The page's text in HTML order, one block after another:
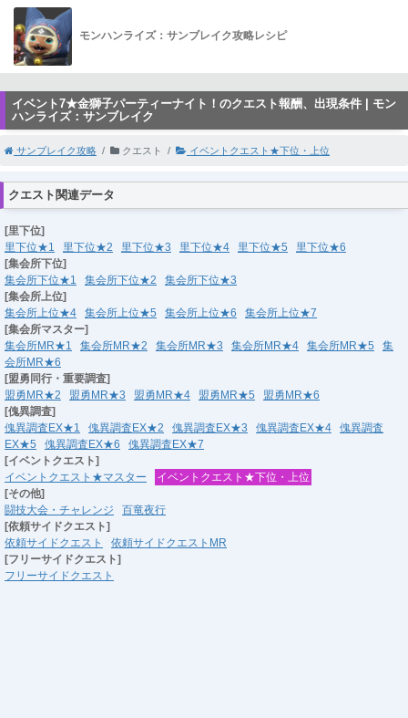
モンハンライズ：サンブレイク攻略レシピ
イベント7★金獅子パーティーナイト！のクエスト報酬、出現条件 | モン
ハンライズ：サンブレイク
サンブレイク攻略 クエスト イベントクエスト★下位・上位
クエスト関連データ
[里下位]
里下位★1
里下位★2 里下位★3 里下位★4 里下位★5
里下位★6
[集会所下位]
集会所下位★1
集会所下位★2
集会所下位★3
[集会所上位]
集会所上位★4
集会所上位★5 集会所上位★6
集会所上位★7
[集会所マスター]
集会所MR★1
集会所MR★2 集会所MR★3 集会所MR★4 集会所MR★5
集
会所MR★6
[盟勇同行・重要調査]
盟勇MR★2
盟勇MR★3 盟勇MR★4 盟勇MR★5
盟勇MR★6
[傀異調査]
傀異調査EX★1
傀異調査EX★2 傀異調査EX★3 傀異調査EX★4
傀異調査
EX★5
傀異調査EX★6
傀異調査EX★7
[イベントクエスト]
イベントクエスト★マスター
イベントクエスト★下位・上位
[その他]
闘技大会・チャレンジ
百竜夜行
[依頼サイドクエスト]
依頼サイドクエスト
依頼サイドクエストMR
[フリーサイドクエスト]
フリーサイドクエスト